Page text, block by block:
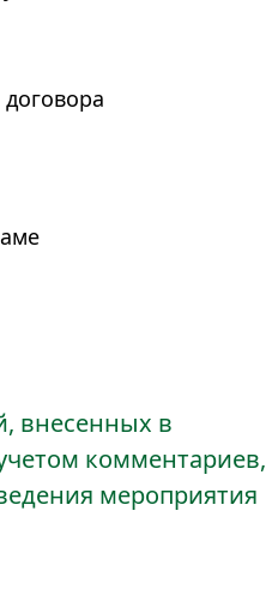
внесенных в
комментариев,
мероприятия